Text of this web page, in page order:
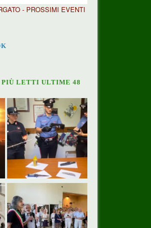
- PROSSIMI EVENTI
PIÙ LETTI ULTIME 48